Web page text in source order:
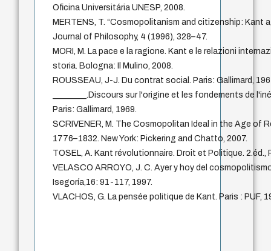
Oficina Universitária UNESP, 2008.
MERTENS, T. “Cosmopolitanism and citizenship: Kant
Journal of Philosophy, 4 (1996), 328–47.
MORI, M. La pace e la ragione. Kant e le relazioni
storia. Bologna: Il Mulino, 2008.
ROUSSEAU, J-J. Du contrat social. Paris: Gallimard,
________.Discours sur l'origine et les fondements de
Paris: Gallimard, 1969.
SCRIVENER, M. The Cosmopolitan Ideal in the Age of
1776–1832. New York: Pickering and Chatto, 2007.
TOSEL, A. Kant révolutionnaire. Droit et Politique. 2.éd.,
VELASCO ARROYO, J. C. Ayer y hoy del
Isegoría,16: 91-117, 1997.
VLACHOS, G. La pensée politique de Kant. Paris : PUF,